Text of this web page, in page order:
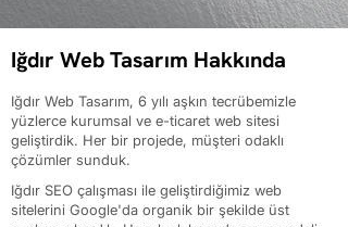
Iğdır Web Tasarım Hakkında
Iğdır Web Tasarım, 6 yılı aşkın tecrübemizle
yüzlerce kurumsal ve e-ticaret web sitesi
geliştirdik. Her bir projede, müşteri odaklı
çözümler sunduk.
Iğdır SEO çalışması ile geliştirdiğimiz web
sitelerini Google'da organik bir şekilde üst